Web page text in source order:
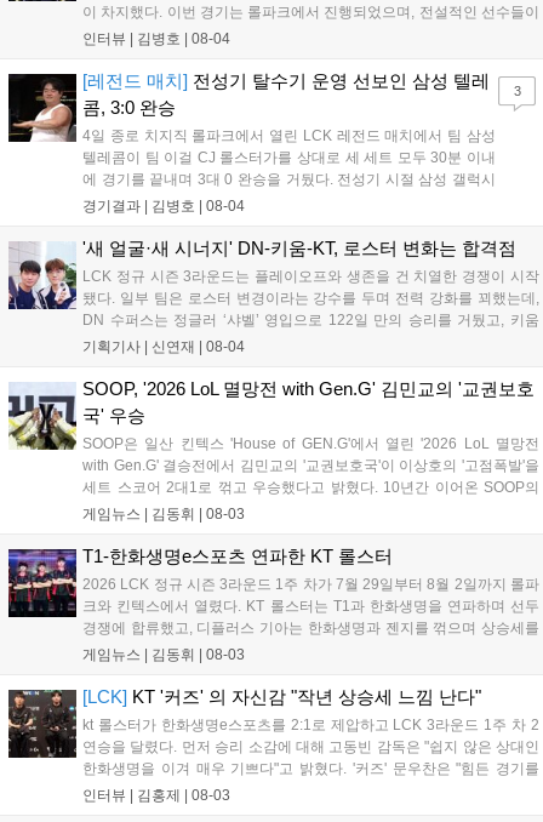
이 차지했다. 이번 경기는 롤파크에서 진행되었으며, 전설적인 선수들이
모여 수준 높은 경기력을 선보였다. 선수들은 오랜만에 팬들과 소통하며
희망하며 경기를 성공적으로 마무리했다....
인터뷰 | 김병호 | 08-04
[레전드 매치] 전성기 탈수기 운영 선보인 삼성 텔레
콤, 3:0 완승
4일 종로 치지직 롤파크에서 열린 LCK 레전드 매치에서 팀 삼성
텔레콤이 팀 이걸 CJ 롤스터가를 상대로 세 세트 모두 30분 이내
에 경기를 끝내며 3대 0 완승을 거뒀다. 전성기 시절 삼성 갤럭시
의 탈수기 운영을 재현한 팀 삼성 텔레콤은 전 라인의 고른 성장
인드 픽까지 완벽하게 가져오며 압도적인 경기력으로 승리를 확
경기결과 | 김병호 | 08-04
3
'새 얼굴·새 시너지' DN-키움-KT, 로스터 변화는 합격점
LCK 정규 시즌 3라운드는 플레이오프와 생존을 건 치열한 경쟁이 시작
됐다. 일부 팀은 로스터 변경이라는 강수를 두며 전력 강화를 꾀했는데,
DN 수퍼스는 정글러 ‘샤벨’ 영입으로 122일 만의 승리를 거뒀고, 키움
DRX는 ‘에이밍’ 합류 후 즉각적인 승리를 따냈다. kt 롤스터는 내부 갈등
불식시켰다. 오는 5일부터 3라운드 2주 차가 시작되는 가운데, 변화를
준 팀들이 상승세를 이어갈지 주목된다....
기획기사 | 신연재 | 08-04
SOOP, '2026 LoL 멸망전 with Gen.G' 김민교의 '교권보호
국' 우승
SOOP은 일산 킨텍스 'House of GEN.G'에서 열린 '2026 LoL 멸망전
with Gen.G' 결승전에서 김민교의 '교권보호국'이 이상호의 '고점폭발'을
세트 스코어 2대1로 꺾고 우승했다고 밝혔다. 10년간 이어온 SOOP의
대표 e스포츠 콘텐츠인 멸망전은 스트리머들이 팀을 구성해 대결하는
국은 상금 2,500만 원과 젠지 선수 합동 방송 기회를 얻었으며, 파이널
성황리에 종료되었다....
게임뉴스 | 김동휘 | 08-03
T1-한화생명e스포츠 연파한 KT 롤스터
2026 LCK 정규 시즌 3라운드 1주 차가 7월 29일부터 8월 2일까지 롤파
크와 킨텍스에서 열렸다. KT 롤스터는 T1과 한화생명을 연파하며 선두
경쟁에 합류했고, 디플러스 기아는 한화생명과 젠지를 꺾으며 상승세를
입증했다. 라이즈 그룹에서는 농심 레드포스가 유일하게 2연승을 기록
이번 주 차에는 루시드의 통산 2,000어시스트와 리헨즈의 통산 500킬
게임뉴스 | 김동휘 | 08-03
[LCK] KT '커즈' 의 자신감 "작년 상승세 느낌 난다"
kt 롤스터가 한화생명e스포츠를 2:1로 제압하고 LCK 3라운드 1주 차 2
연승을 달렸다. 먼저 승리 소감에 대해 고동빈 감독은 "쉽지 않은 상대인
한화생명을 이겨 매우 기쁘다"고 밝혔다. '커즈' 문우찬은 "힘든 경기를
예상했고 실제로도 쉽지 않았지만, 우리의 장점을 잘 살려 승리해 기분
인터뷰 | 김홍제 | 08-03